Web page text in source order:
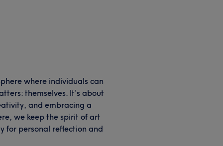
where individuals can
themselves. It’s about
and embracing a
we keep the spirit of art
for personal reflection and